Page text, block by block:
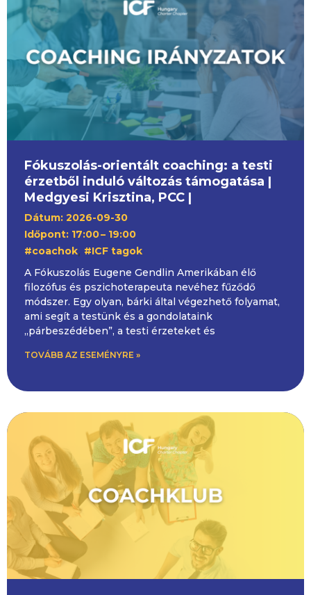
Fókuszolás-orientált coaching: a testi
érzetből induló változás támogatása |
Medgyesi Krisztina, PCC |
Dátum: 2026-09-30
Időpont: 17:00– 19:00
#coachok, #ICF tagok
A Fókuszolás Eugene Gendlin Amerikában élő
filozófus és pszichoterapeuta nevéhez fűződő
módszer. Egy olyan, bárki által végezhető folyamat,
ami segít a testünk és a gondolataink
„párbeszédében”, a testi érzeteket és
TOVÁBB AZ ESEMÉNYRE »